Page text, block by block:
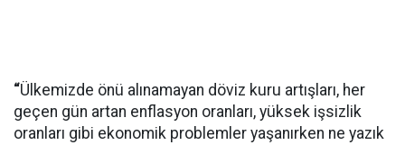
“Ülkemizde önü alınamayan döviz kuru artışları, her
geçen gün artan enflasyon oranları, yüksek işsizlik
oranları gibi ekonomik problemler yaşanırken ne yazık